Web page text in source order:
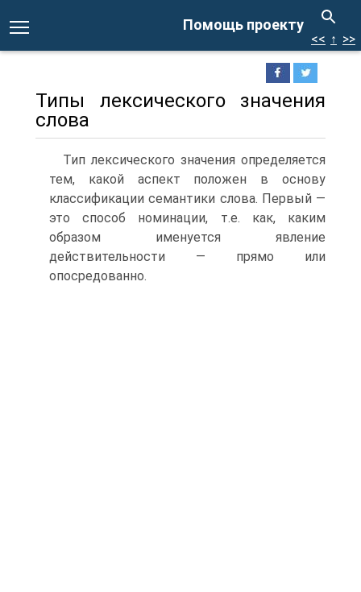
Помощь проекту
<< ↑ >>
Типы лексического значения
слова
Тип лексического значения определяется
тем, какой аспект положен в основу
классификации семантики слова. Первый —
это способ номинации, т.е. как, каким
образом именуется явление
действительности — прямо или
опосредованно.